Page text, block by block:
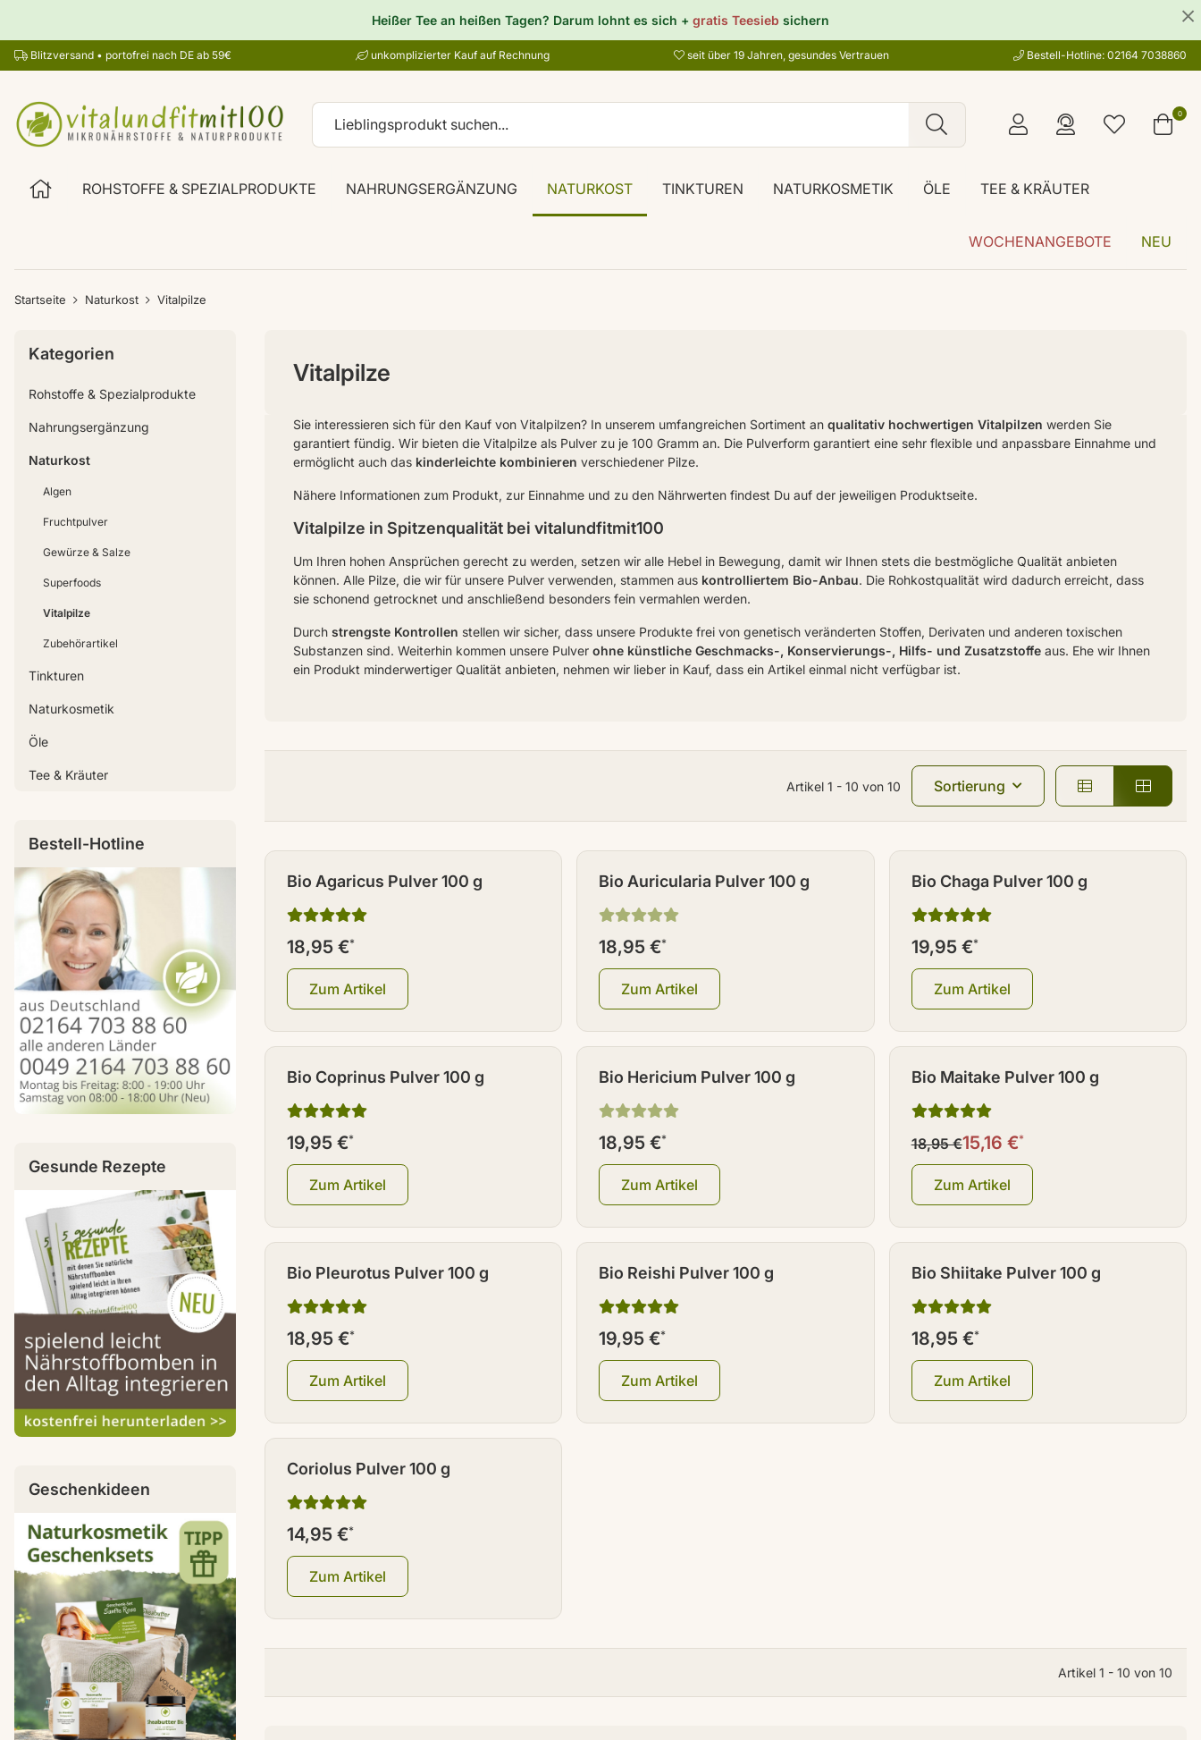
Heißer Tee an heißen Tagen? Darum lohnt es sich + gratis Teesieb sichern
Blitzversand • portofrei nach DE ab 59€ unkomplizierter Kauf auf Rechnung seit über 19 Jahren, gesundes Vertrauen Bestell-Hotline: 02164 7038860
ROHSTOFFE & SPEZIALPRODUKTE NAHRUNGSERGÄNZUNG NATURKOST TINKTUREN NATURKOSMETIK ÖLE TEE & KRÄUTER
WOCHENANGEBOTE NEU
0
Startseite Naturkost Vitalpilze
Vitalpilze
Sie interessieren sich für den Kauf von Vitalpilzen? In unserem umfangreichen Sortiment an qualitativ hochwertigen Vitalpilzen werden Sie
garantiert fündig. Wir bieten die Vitalpilze als Pulver zu je 100 Gramm an. Die Pulverform garantiert eine sehr flexible und anpassbare Einnahme und
ermöglicht auch das kinderleichte kombinieren verschiedener Pilze.
Nähere Informationen zum Produkt, zur Einnahme und zu den Nährwerten findest Du auf der jeweiligen Produktseite.
Vitalpilze in Spitzenqualität bei vitalundfitmit100
Um Ihren hohen Ansprüchen gerecht zu werden, setzen wir alle Hebel in Bewegung, damit wir Ihnen stets die bestmögliche Qualität anbieten
können. Alle Pilze, die wir für unsere Pulver verwenden, stammen aus kontrolliertem Bio-Anbau. Die Rohkostqualität wird dadurch erreicht, dass
sie schonend getrocknet und anschließend besonders fein vermahlen werden.
Durch strengste Kontrollen stellen wir sicher, dass unsere Produkte frei von genetisch veränderten Stoffen, Derivaten und anderen toxischen
Substanzen sind. Weiterhin kommen unsere Pulver ohne künstliche Geschmacks-, Konservierungs-, Hilfs- und Zusatzstoffe aus. Ehe wir Ihnen
ein Produkt minderwertiger Qualität anbieten, nehmen wir lieber in Kauf, dass ein Artikel einmal nicht verfügbar ist.
Sortierung
Artikel 1 - 10 von 10
Bio Agaricus Pulver 100 g
18,95 €*
Zum Artikel
Bio Auricularia Pulver 100 g
18,95 €*
Zum Artikel
Bio Chaga Pulver 100 g
19,95 €*
Zum Artikel
Bio Coprinus Pulver 100 g
19,95 €*
Zum Artikel
Bio Hericium Pulver 100 g
18,95 €*
Zum Artikel
Bio Maitake Pulver 100 g
15,16 €*
18,95 €
Zum Artikel
Bio Pleurotus Pulver 100 g
18,95 €*
Zum Artikel
Bio Reishi Pulver 100 g
19,95 €*
Zum Artikel
Bio Shiitake Pulver 100 g
18,95 €*
Zum Artikel
Coriolus Pulver 100 g
14,95 €*
Zum Artikel
Artikel 1 - 10 von 10
Kategorien
Rohstoffe & Spezialprodukte
Nahrungsergänzung
Naturkost
Algen
Fruchtpulver
Gewürze & Salze
Superfoods
Vitalpilze
Zubehörartikel
Tinkturen
Naturkosmetik
Öle
Tee & Kräuter
Bestell-Hotline
Gesunde Rezepte
Geschenkideen